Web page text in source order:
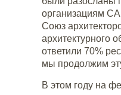
организациям
Союз
архитектурного
ответили 70%
мы продолжим
В этом году на